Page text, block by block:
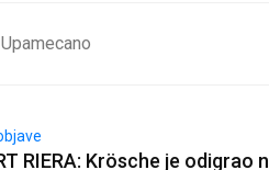
RIERA: Krösche je odigrao